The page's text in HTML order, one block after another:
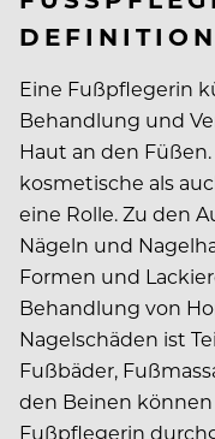
EFINITION
Eine Fußpflegerin
Behandlung und
Haut an den
kosmetische als
eine Rolle. Zu den
Nägeln und
Formen und
Behandlung von
Nagelschäden ist
Fußbäder,
den Beinen
Fußpflegerin